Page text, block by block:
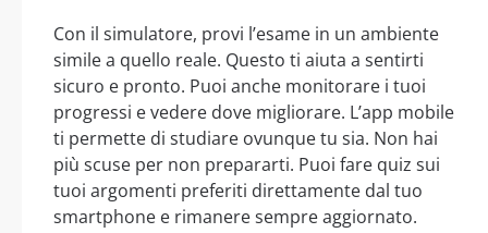
Con il simulatore, provi l’esame in un ambiente
simile a quello reale. Questo ti aiuta a sentirti
sicuro e pronto. Puoi anche monitorare i tuoi
progressi e vedere dove migliorare. L’app mobile
ti permette di studiare ovunque tu sia. Non hai
più scuse per non prepararti. Puoi fare quiz sui
tuoi argomenti preferiti direttamente dal tuo
smartphone e rimanere sempre aggiornato.